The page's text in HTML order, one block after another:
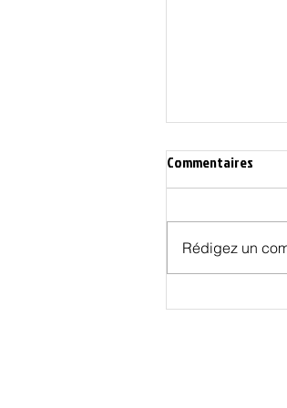
Les Effets
Commentaires
Rédigez un